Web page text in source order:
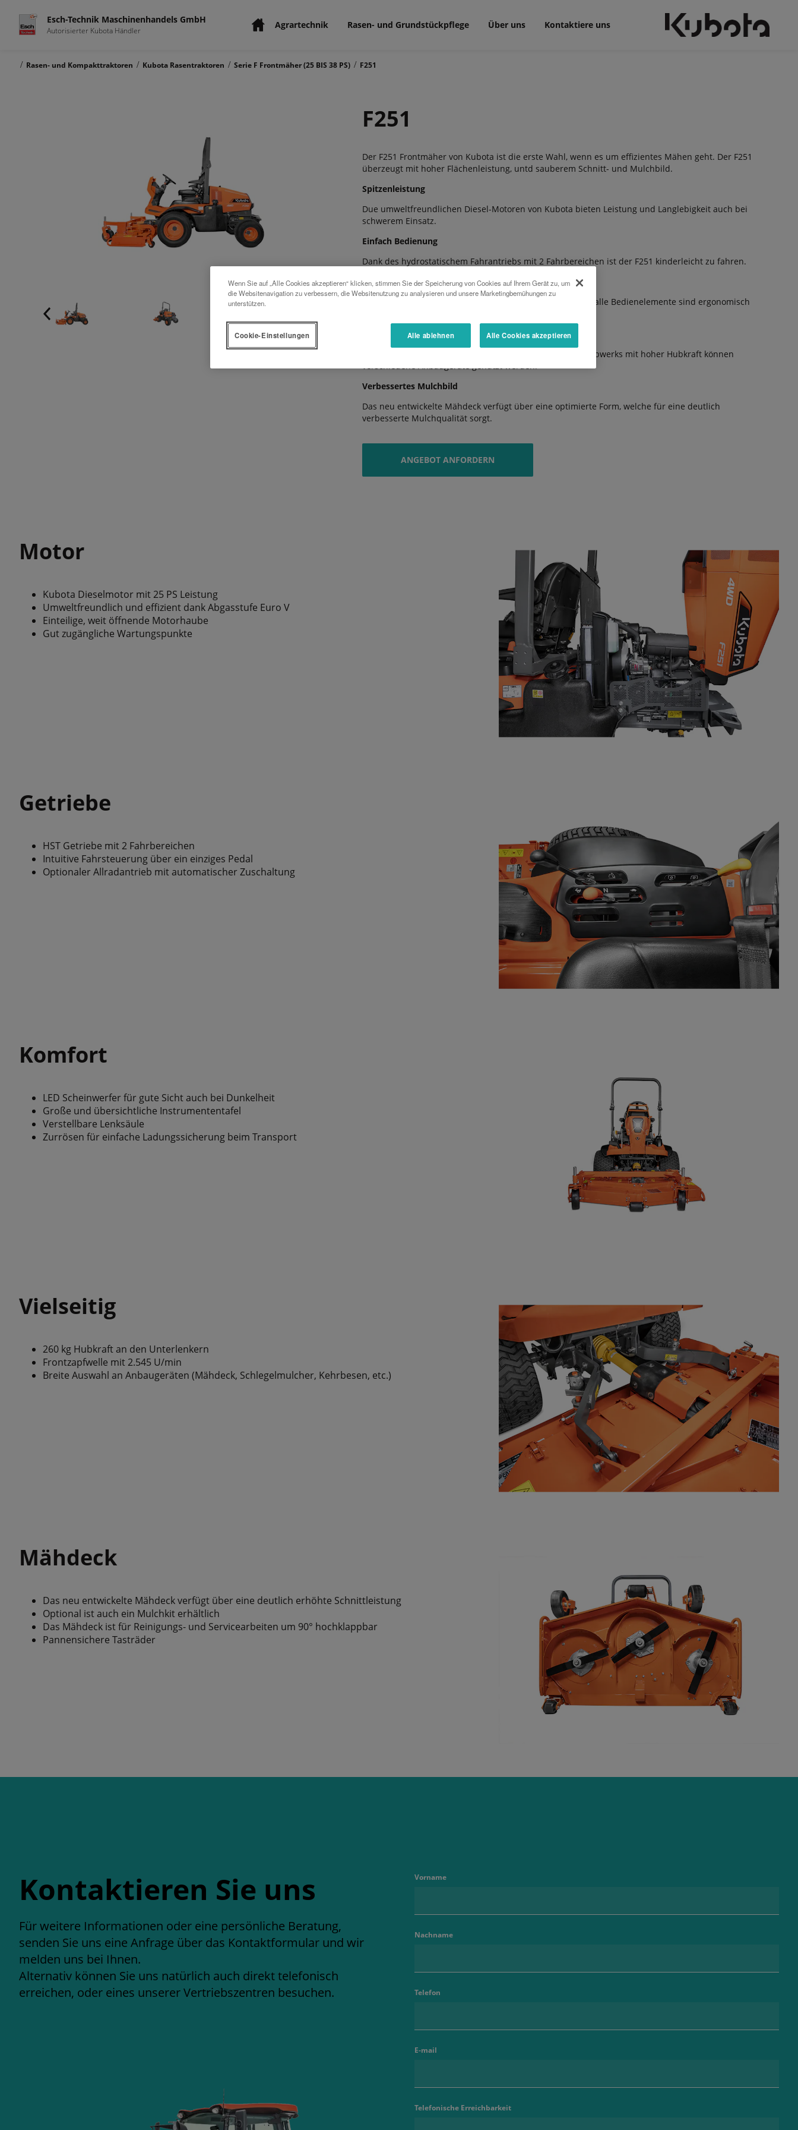
Esch-Technik Maschinenhandels GmbH
Autorisierter Kubota Händler Agrartechnik Rasen- und Grundstückpflege Über uns Kontaktiere uns
/ Rasen- und Kompakttraktoren / Kubota Rasentraktoren / Serie F Frontmäher (25 BIS 38 PS) / F251
F251
Der F251 Frontmäher von Kubota ist die erste Wahl, wenn es um effizientes Mähen geht. Der F251
überzeugt mit hoher Flächenleistung, untd sauberem Schnitt- und Mulchbild.
Spitzenleistung
Due umweltfreundlichen Diesel-Motoren von Kubota bieten Leistung und Langlebigkeit auch bei
schwerem Einsatz.
Einfach Bedienung
Dank des hydrostatischem Fahrantriebs mit 2 Fahrbereichen ist der F251 kinderleicht zu fahren.
Optimale Ergonomie
Die komfortable Fahrerplattform ist leicht zugänglich und alle Bedienelemente sind ergonomisch
Erstaunlich vielseitig
Dank der Frontzapfwelle mit 2.545 U/min und des Fronthubwerks mit hoher Hubkraft können
verschiedene Anbaugeräte genutzt werden.
Verbessertes Mulchbild
Das neu entwickelte Mähdeck verfügt über eine optimierte Form, welche für eine deutlich
verbesserte Mulchqualität sorgt.
ANGEBOT ANFORDERN
Motor
Kubota Dieselmotor mit 25 PS Leistung
Umweltfreundlich und effizient dank Abgasstufe Euro V
Einteilige, weit öffnende Motorhaube
Gut zugängliche Wartungspunkte
Getriebe
HST Getriebe mit 2 Fahrbereichen
Intuitive Fahrsteuerung über ein einziges Pedal
Optionaler Allradantrieb mit automatischer Zuschaltung
Komfort
LED Scheinwerfer für gute Sicht auch bei Dunkelheit
Große und übersichtliche Instrumententafel
Verstellbare Lenksäule
Zurrösen für einfache Ladungssicherung beim Transport
Vielseitig
260 kg Hubkraft an den Unterlenkern
Frontzapfwelle mit 2.545 U/min
Breite Auswahl an Anbaugeräten (Mähdeck, Schlegelmulcher, Kehrbesen, etc.)
Mähdeck
Das neu entwickelte Mähdeck verfügt über eine deutlich erhöhte Schnittleistung
Optional ist auch ein Mulchkit erhältlich
Das Mähdeck ist für Reinigungs- und Servicearbeiten um 90° hochklappbar
Pannensichere Tasträder
Kontaktieren Sie uns
Für weitere Informationen oder eine persönliche Beratung,
senden Sie uns eine Anfrage über das Kontaktformular und wir
melden uns bei Ihnen.
Alternativ können Sie uns natürlich auch direkt telefonisch
erreichen, oder eines unserer Vertriebszentren besuchen.
Vorname
Nachname
Telefon
E-mail
Telefonische Erreichbarkeit
Wenn Sie auf „Alle Cookies akzeptieren“ klicken, stimmen Sie der Speicherung von Cookies auf Ihrem Gerät zu, um
die Websitenavigation zu verbessern, die Websitenutzung zu analysieren und unsere Marketingbemühungen zu
unterstützen.
Alle ablehnen Alle Cookies akzeptieren
Cookie-Einstellungen